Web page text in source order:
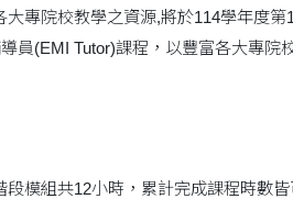
專院校教學之資源,將於114學年度
員(EMI Tutor)課程，以豐富各大專
模組共12小時，累計完成課程時數